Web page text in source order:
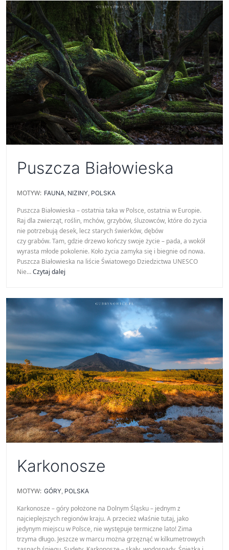
Puszcza Białowieska
MOTYW: FAUNA, NIZINY, POLSKA
Puszcza Białowieska – ostatnia taka w Polsce, ostatnia w Europie.
Raj dla zwierząt, roślin, mchów, grzybów, śluzowców, które do życia
nie potrzebują desek, lecz starych świerków, dębów
czy grabów. Tam, gdzie drzewo kończy swoje życie – pada, a wokół
wyrasta młode pokolenie. Koło życia zamyka się i biegnie od nowa.
Puszcza Białowieska na liście Światowego Dziedzictwa UNESCO
Nie…Czytaj dalej
Karkonosze
MOTYW: GÓRY, POLSKA
Karkonosze – góry położone na Dolnym Śląsku – jednym z
najcieplejszych regionów kraju. A przecież właśnie tutaj, jako
jedynym miejscu w Polsce, nie występuje termiczne lato! Zima
trzyma długo. Jeszcze w marcu można grzęznąć w kilkumetrowych